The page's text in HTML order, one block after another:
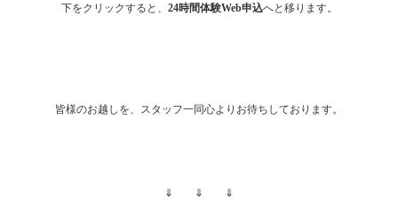
下をクリックすると、 24時間体験Web申込へと移ります。
皆様のお越しを、スタッフ一同心よりお待ちしております。
⇓ ⇓ ⇓